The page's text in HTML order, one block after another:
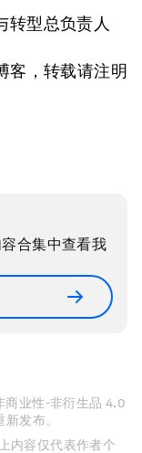
型总负责人
客，转载请注明
合集中查看我
商业性-非衍生品 4.0
发布。
内容仅代表作者个